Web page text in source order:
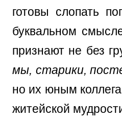
готовы слопать
буквальном
признают не без
мы, старики,
но их юным
житейской